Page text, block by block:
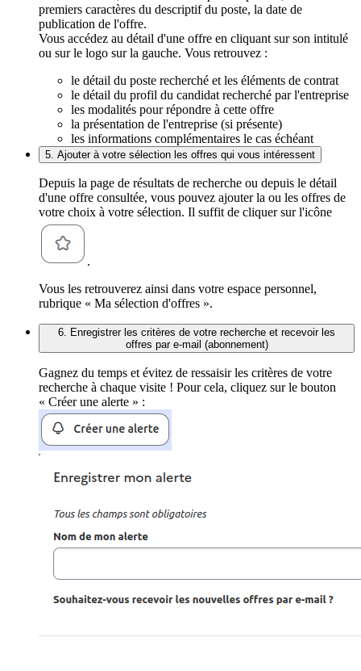
premiers caractères du descriptif du poste, la date de
publication de l'offre.
Vous accédez au détail d'une offre en cliquant sur son intitulé
ou sur le logo sur la gauche. Vous retrouvez :
le détail du poste recherché et les éléments de contrat
le détail du profil du candidat recherché par l'entreprise
les modalités pour répondre à cette offre
la présentation de l'entreprise (si présente)
les informations complémentaires le cas échéant
5. Ajouter à votre sélection les offres qui vous intéressent
Depuis la page de résultats de recherche ou depuis le détail
d'une offre consultée, vous pouvez ajouter la ou les offres de
votre choix à votre sélection. Il suffit de cliquer sur l'icône
.
Vous les retrouverez ainsi dans votre espace personnel,
rubrique « Ma sélection d'offres ».
6. Enregistrer les critères de votre recherche et recevoir les
offres par e-mail (abonnement)
Gagnez du temps et évitez de ressaisir les critères de votre
recherche à chaque visite ! Pour cela, cliquez sur le bouton
« Créer une alerte » :